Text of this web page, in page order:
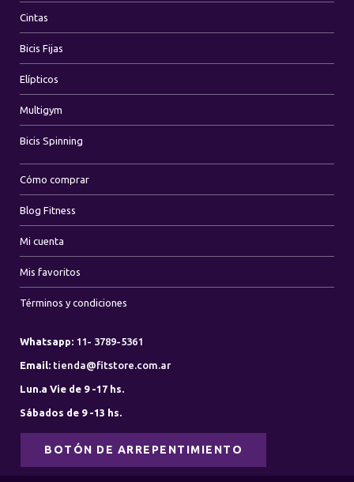
Cintas
Bicis Fijas
Elípticos
Multigym
Bicis Spinning
Cómo comprar
Blog Fitness
Mi cuenta
Mis favoritos
Términos y condiciones
Whatsapp: 11- 3789-5361
Email: tienda@fitstore.com.ar
Lun.a Vie de 9 -17 hs.
Sábados de 9 -13 hs.
BOTÓN DE ARREPENTIMIENTO